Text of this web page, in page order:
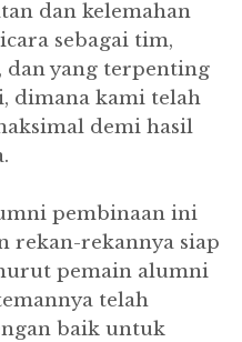
dan kelemahan
sebagai tim,
dan yang terpenting
dimana kami telah
demi hasil
pembinaan ini
rekan-rekannya siap
pemain alumni
telah
baik untuk